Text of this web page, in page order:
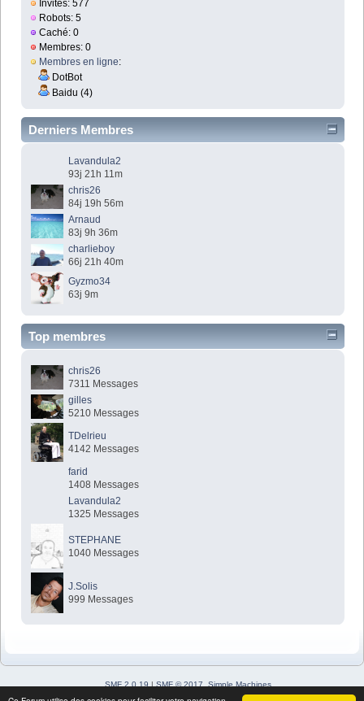
Invités: 577
Robots: 5
Caché: 0
Membres: 0
Membres en ligne:
DotBot
Baidu (4)
Derniers Membres
Lavandula2
93j 21h 11m
chris26
84j 19h 56m
Arnaud
83j 9h 36m
charlieboy
66j 21h 40m
Gyzmo34
63j 9m
Top membres
chris26
7311 Messages
gilles
5210 Messages
TDelrieu
4142 Messages
farid
1408 Messages
Lavandula2
1325 Messages
STEPHANE
1040 Messages
J.Solis
999 Messages
SMF 2.0.19 | SMF © 2017
Simple Machines
Simple Audio Video Embedder